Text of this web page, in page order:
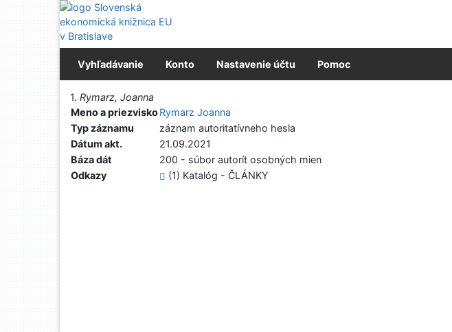
Prejsť na obsah
Prejsť na menu
Prehlásenie o webovej prístupnosti
Vyhľadávanie Konto Nastavenie účtu Pomoc
Vytlačiť
1. Rymarz, Joanna
Meno a priezviskoRymarz Joanna
Typ záznamu
záznam autoritatívneho hesla
Dátum akt.
21.09.2021
Báza dát
200 - súbor autorít osobných mien
Odkazy
(1) Katalóg - ČLÁNKY